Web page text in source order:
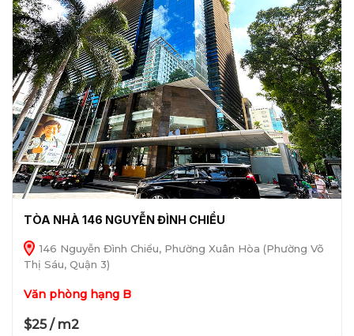
TÒA NHÀ 146 NGUYỄN ĐÌNH CHIỂU
146 Nguyễn Đình Chiểu, Phường Xuân Hòa (Phường Võ
Thị Sáu, Quận 3)
Văn phòng hạng B
$25 / m2